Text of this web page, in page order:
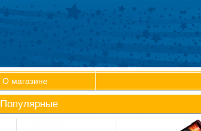
О магазине
Популярные